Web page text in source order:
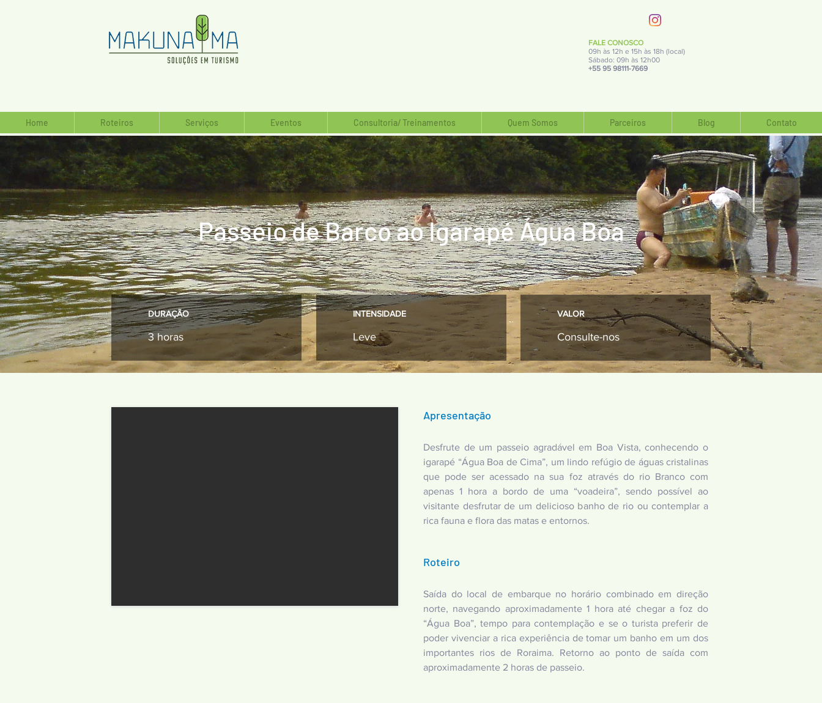
FALE CONOSCO
09h às 12h e 15h às 18h (local)
Sábado: 09h às 12h00
+55 95 98111-7669
Home Roteiros Serviços Eventos Consultoria/ Treinamentos Quem Somos Parceiros Blog Contato
Passeio de Barco ao Igarapé Água Boa
DURAÇÃO
3 horas
INTENSIDADE
Leve
VALOR
Consulte-nos
Apresentação
Desfrute de um passeio agradável em Boa Vista, conhecendo o
igarapé “Água Boa de Cima”, um lindo refúgio de águas cristalinas
que pode ser acessado na sua foz através do rio Branco com
apenas 1 hora a bordo de uma “voadeira”, sendo possível ao
visitante desfrutar de um delicioso banho de rio ou contemplar a
rica fauna e flora das matas e entornos.
Roteiro
Saída do local de embarque no horário combinado em direção
norte, navegando aproximadamente 1 hora até chegar a foz do
“Água Boa”, tempo para contemplação e se o turista preferir de
poder vivenciar a rica experiência de tomar um banho em um dos
importantes rios de Roraima. Retorno ao ponto de saída com
aproximadamente 2 horas de passeio.